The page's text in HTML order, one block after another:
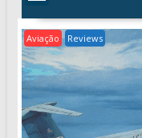
Aviação Reviews